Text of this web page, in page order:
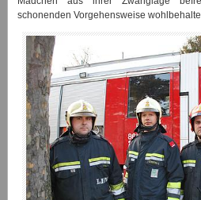
schonenden Vorgehensweise